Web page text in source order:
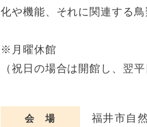
化や機能、それに関連する
※月曜休館
（祝日の場合は開館し、翌平
会 場 福井市自